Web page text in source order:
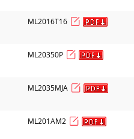
ML2016T16
ML20350P
ML2035MJA
ML201AM2